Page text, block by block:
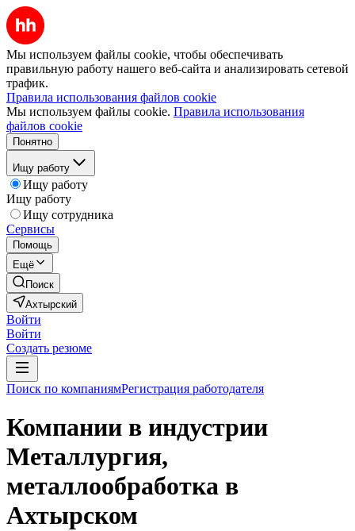
Мы используем файлы cookie, чтобы обеспечивать
правильную работу нашего веб-сайта и анализировать сетевой
трафик.
Правила использования файлов cookie
Мы используем файлы cookie. Правила использования
файлов cookie
Понятно
Ищу работу
Ищу работу
Ищу работу
Ищу сотрудника
Сервисы
Помощь
Ещё
Поиск
Ахтырский
Войти
Войти
Создать резюме
Поиск по компаниямРегистрация работодателя
Компании в индустрии
Металлургия,
металлообработка в
Ахтырском